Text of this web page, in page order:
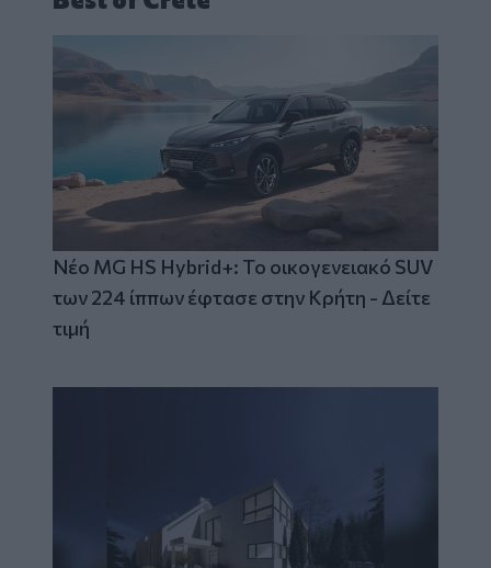
Νέο MG HS Hybrid+: Το οικογενειακό SUV
των 224 ίππων έφτασε στην Κρήτη - Δείτε
τιμή